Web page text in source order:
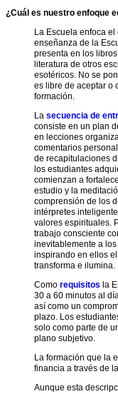
Los
entrenamiento
Secuencia
entrenamiento
estudiantes
admisión
Escuela
Menú
completo
Acción
inclusiva
Agradecimientos
Artículos
Charlas
Bailey
Colaboración
intergrupo
Comprendiendo
creación
Consejos
trabajo
¿Cuál es nuestro enfoque
La Escuela enfoca
enseñanza de la
presenta en los
literatura de otros
esotéricos. No se
es libre de aceptar o
formación.
La secuencia de
consiste en un plan
en lecciones
comentarios
de recapitulaciones
los estudiantes
comienzan a
estudio y la
comprensión de los
intérpretes
valores espirituales.
trabajo consciente
inevitablemente a
inspirando en ellos
transforma e ilumina.
Como requisitos la
30 a 60 minutos al
así como un
plazo. Los
solo como parte de
plano subjetivo.
La formación que la
financia a través de
Aunque esta